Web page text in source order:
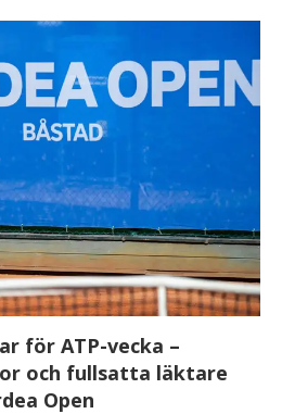
för ATP-vecka –
och fullsatta läktare
Open